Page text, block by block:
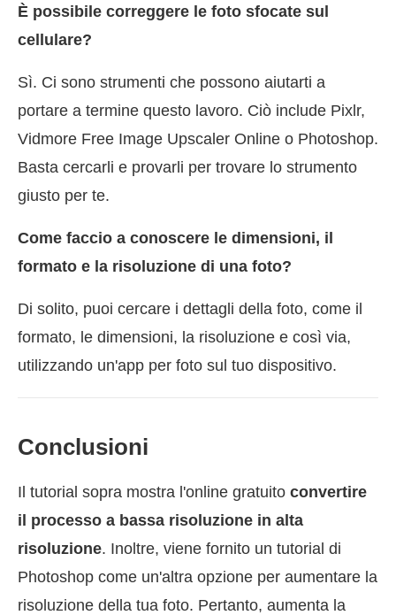
È possibile correggere le foto sfocate sul
cellulare?
Sì. Ci sono strumenti che possono aiutarti a
portare a termine questo lavoro. Ciò include Pixlr,
Vidmore Free Image Upscaler Online o Photoshop.
Basta cercarli e provarli per trovare lo strumento
giusto per te.
Come faccio a conoscere le dimensioni, il
formato e la risoluzione di una foto?
Di solito, puoi cercare i dettagli della foto, come il
formato, le dimensioni, la risoluzione e così via,
utilizzando un'app per foto sul tuo dispositivo.
Conclusioni
Il tutorial sopra mostra l'online gratuito convertire
il processo a bassa risoluzione in alta
risoluzione. Inoltre, viene fornito un tutorial di
Photoshop come un'altra opzione per aumentare la
risoluzione della tua foto. Pertanto, aumenta la